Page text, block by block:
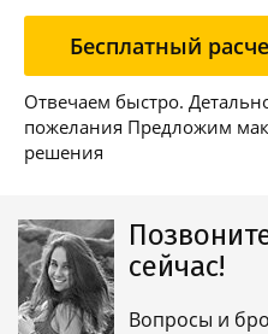
Бесплатный
Отвечаем быстро.
пожелания Предложим
решения
сейчас!
Вопросы и